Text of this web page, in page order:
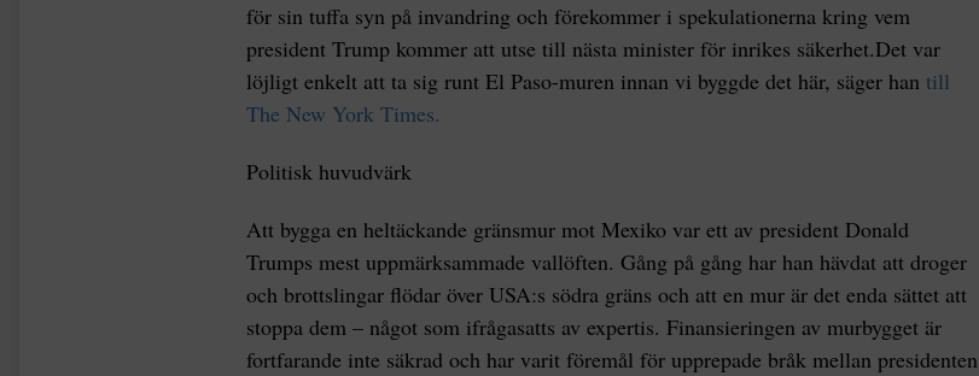
för sin tuffa syn på invandring och förekommer i spekulationerna kring vem
president Trump kommer att utse till nästa minister för inrikes säkerhet.Det var
löjligt enkelt att ta sig runt El Paso-muren innan vi byggde det här, säger han till
The New York Times.
Politisk huvudvärk
Att bygga en heltäckande gränsmur mot Mexiko var ett av president Donald
Trumps mest uppmärksammade vallöften. Gång på gång har han hävdat att droger
och brottslingar flödar över USA:s södra gräns och att en mur är det enda sättet att
stoppa dem – något som ifrågasatts av expertis. Finansieringen av murbygget är
fortfarande inte säkrad och har varit föremål för upprepade bråk mellan presidenten